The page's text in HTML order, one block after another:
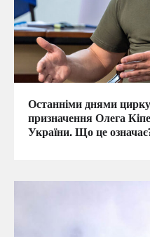
Останніми днями
призначення Олега
України. Що це